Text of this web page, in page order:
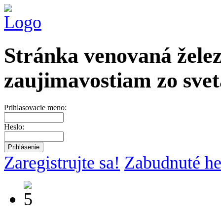
Stránka venovaná
zaujimavostiam zo
Prihlasovacie meno:
Heslo:
Zaregistrujte sa! Zabudnuté